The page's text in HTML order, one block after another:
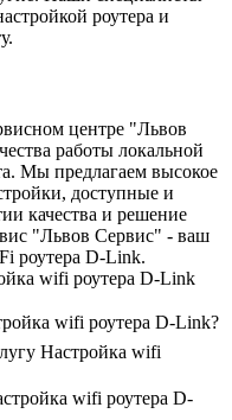
роутера и
центре "Львов
работы локальной
Мы предлагаем высокое
доступные и
качества и решение
"Львов Сервис" - ваш
роутера D-Link.
wifi роутера D-Link
wifi роутера D-Link?
Настройка wifi
wifi роутера D-